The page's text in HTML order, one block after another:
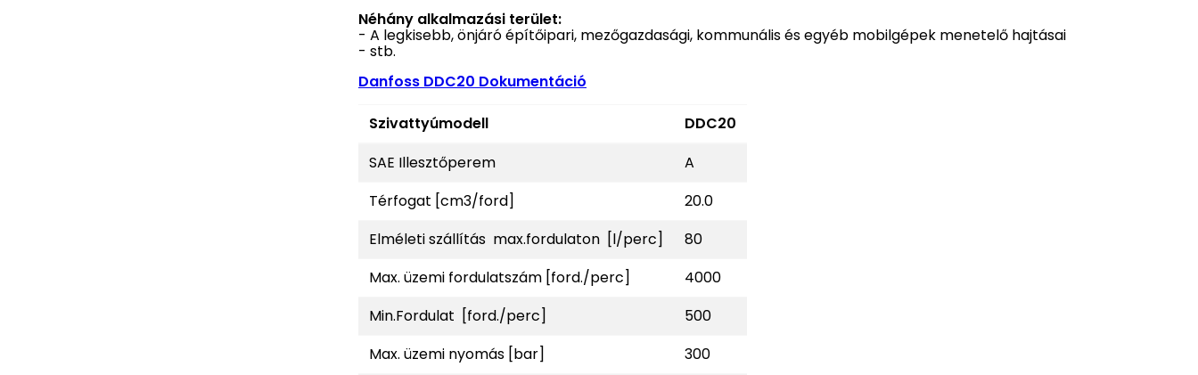
Néhány alkalmazási terület:
- A legkisebb, önjáró építőipari, mezőgazdasági, kommunális és egyéb mobilgépek menetelő hajtásai
- stb.
Danfoss DDC20 Dokumentáció
Szivattyúmodell
DDC20
SAE Illesztőperem
A
Térfogat [cm3/ford]
20.0
Elméleti szállítás max.fordulaton [l/perc]
80
Max. üzemi fordulatszám [ford./perc]
4000
Min.Fordulat [ford./perc]
500
Max. üzemi nyomás [bar]
300